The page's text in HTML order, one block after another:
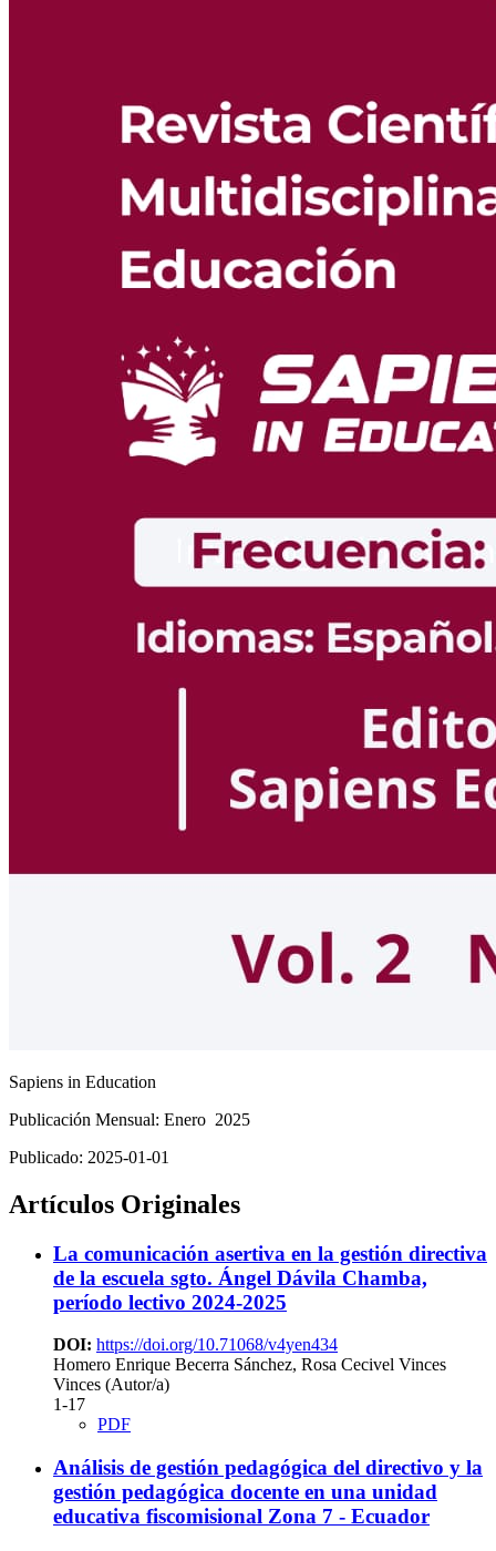
Sapiens in Education
Publicación Mensual: Enero 2025
Publicado: 2025-01-01
Artículos Originales
La comunicación asertiva en la gestión directiva
de la escuela sgto. Ángel Dávila Chamba,
período lectivo 2024-2025
DOI: https://doi.org/10.71068/v4yen434
Homero Enrique Becerra Sánchez, Rosa Cecivel Vinces
Vinces (Autor/a)
1-17
PDF
Análisis de gestión pedagógica del directivo y la
gestión pedagógica docente en una unidad
educativa fiscomisional Zona 7 - Ecuador